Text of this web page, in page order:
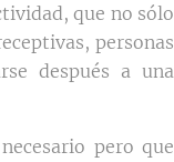
que no sólo
personas
después a una
pero que